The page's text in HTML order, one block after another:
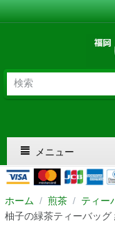
メニュー
ホーム / 煎茶 / ティー
柚子の緑茶ティーバッ